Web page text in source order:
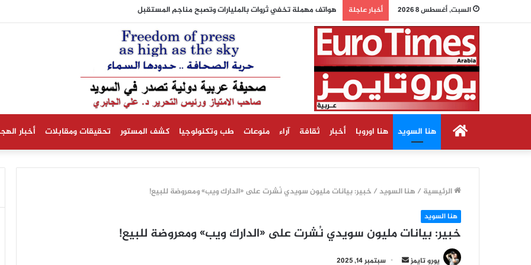
السبت, أغسطس 8 2026 أخبار عاجلة وزيرة الاقتصاد الألمانية تستبعد حدوث انخفاض في أسعار الكهرباء
الرئيسيةهنا السويد هنا اوروبا أخبار ثقافة آراء منوعات طب وتكنولوجيا كشف المستور تحقيقات ومقابلات أخبار
الرئيسية / هنا السويد/ خبير: بيانات مليون سويدي نُشرت على «الدارك ويب» ومعروضة للبيع!
هنا السويد
خبير: بيانات مليون سويدي نُشرت على «الدارك ويب» ومعروضة للبيع!
يورو تايمز
أرسل سبتمبر 14, 2025